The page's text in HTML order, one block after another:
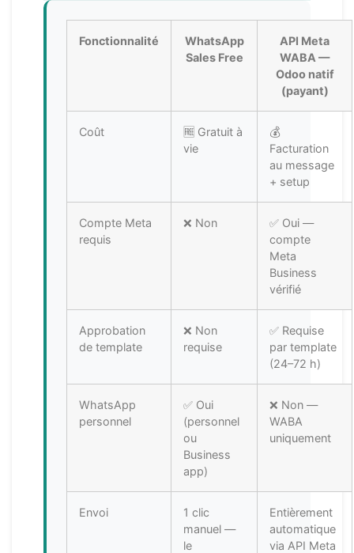
Fonctionnalité
WhatsApp
Sales Free
API Meta
WABA —
Odoo natif
(payant)
Coût
🆓 Gratuit à
vie
💰
Facturation
au message
+ setup
Compte Meta
requis
❌ Non
✅ Oui —
compte
Meta
Business
vérifié
Approbation
de template
❌ Non
requise
✅ Requise
par template
(24–72 h)
WhatsApp
personnel
✅ Oui
(personnel
ou
Business
app)
❌ Non —
WABA
uniquement
Envoi
1 clic
manuel —
le
Entièrement
automatique
via API Meta